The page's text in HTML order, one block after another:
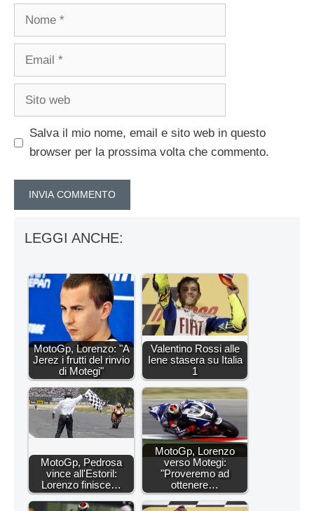
Nome
Email
Sito
Salva il mio nome, email e sito web in questo
browser per la prossima volta che commento.
LEGGI ANCHE:
MotoGp, Lorenzo: "A
Jerez i frutti del rinvio
di Motegi"
Valentino Rossi alle
Iene stasera su Italia
1
MotoGp, Pedrosa
vince all'Estoril:
Lorenzo finisce…
MotoGp, Lorenzo
verso Motegi:
"Proveremo ad
ottenere…